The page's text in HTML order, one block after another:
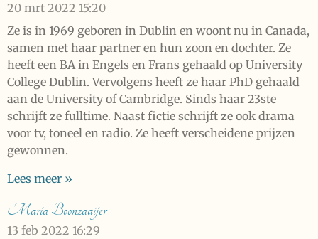
20 mrt 2022 15:20
Ze is in 1969 geboren in Dublin en woont nu in Canada,
samen met haar partner en hun zoon en dochter. Ze
heeft een BA in Engels en Frans gehaald op University
College Dublin. Vervolgens heeft ze haar PhD gehaald
aan de University of Cambridge. Sinds haar 23ste
schrijft ze fulltime. Naast fictie schrijft ze ook drama
voor tv, toneel en radio. Ze heeft verscheidene prijzen
gewonnen.
Lees meer »
Maria Boonzaaijer
13 feb 2022 16:29